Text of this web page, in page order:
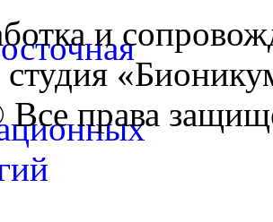
и
Все права